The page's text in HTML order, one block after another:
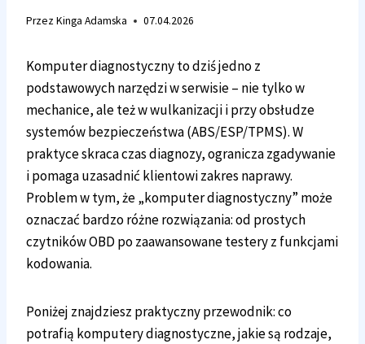
PrzezKinga Adamska 07.04.2026
Komputer diagnostyczny to dziś jedno z
podstawowych narzędzi w serwisie – nie tylko w
mechanice, ale też w wulkanizacji i przy obsłudze
systemów bezpieczeństwa (ABS/ESP/TPMS). W
praktyce skraca czas diagnozy, ogranicza zgadywanie
i pomaga uzasadnić klientowi zakres naprawy.
Problem w tym, że „komputer diagnostyczny” może
oznaczać bardzo różne rozwiązania: od prostych
czytników OBD po zaawansowane testery z funkcjami
kodowania.
Poniżej znajdziesz praktyczny przewodnik: co
potrafią komputery diagnostyczne, jakie są rodzaje,